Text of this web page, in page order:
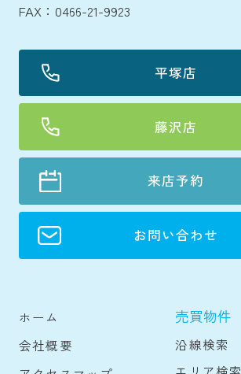
FAX：0466-21-9923
平塚店
藤沢店
来店予約
お問い合わせ
ホーム
会社概要
売買物件
沿線検索